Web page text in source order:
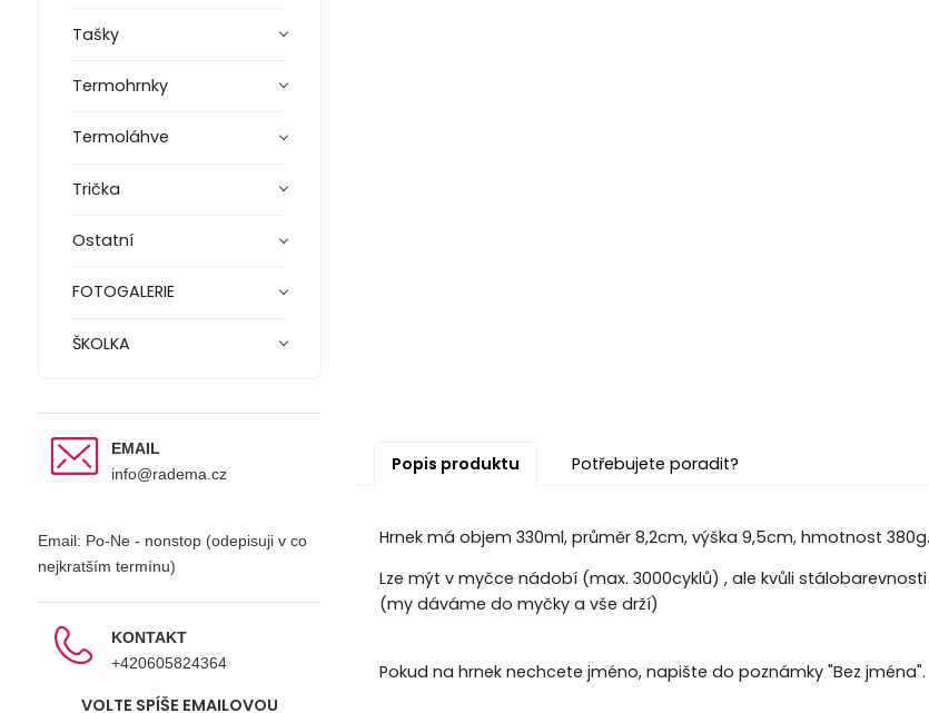
Tašky
Termohrnky
Termoláhve
Trička
Ostatní
FOTOGALERIE
ŠKOLKA
EMAIL
info@radema.cz
Email: Po-Ne - nonstop (odepisuji v co
nejkratším termínu)
KONTAKT
+420605824364
VOLTE SPÍŠE EMAILOVOU
Popis produktu Potřebujete poradit?
Hrnek má objem 330ml, průměr 8,2cm, výška 9,5cm, hmotnost 380g.
Lze mýt v myčce nádobí (max. 3000cyklů) , ale kvůli
(my dáváme do myčky a vše drží)
Pokud na hrnek nechcete jméno, napište do poznámky "Bez jména".